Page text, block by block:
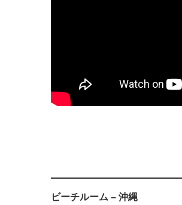
ビーチルーム – 沖縄